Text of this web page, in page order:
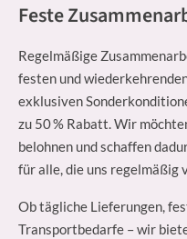
Feste
Regelmäßige
festen und
exklusiven
zu 50 % Rabatt. Wir
belohnen und schaffen
für alle, die uns regelmäßig
Ob tägliche Lieferungen,
Transportbedarfe – wir